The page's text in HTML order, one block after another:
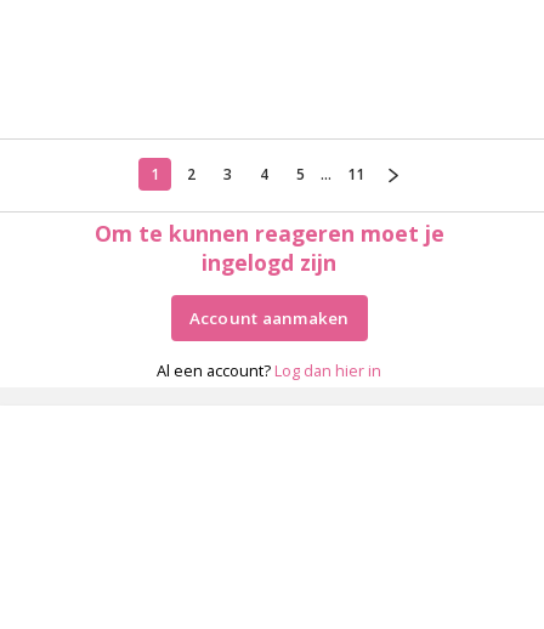
1 2 3 4 5 ... 11
Om te kunnen reageren moet je
ingelogd zijn
Account aanmaken
Al een account? Log dan hier in